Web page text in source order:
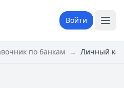
Войти
по банкам → Личный